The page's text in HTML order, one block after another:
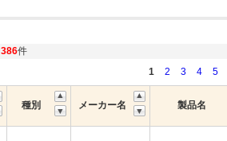
386件
1
2 3 4 5
種別 メーカー名 製品名